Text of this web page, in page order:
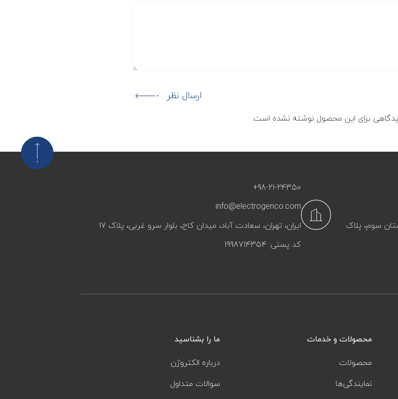
ارسال نظر
برای این محصول نوشته نشده است.
سوم، پلاک
+98-21-24350
info@electrogenco.com
ایران، تهران، سعادت‌ آباد، میدان کاج، بلوار سرو غربی، پلاک 17
کد پستی: 1998714354
محصولات و خدمات
محصولات
نمایندگی‌ها
ما را بشناسید
درباره الکتروژن
سوالات متداول